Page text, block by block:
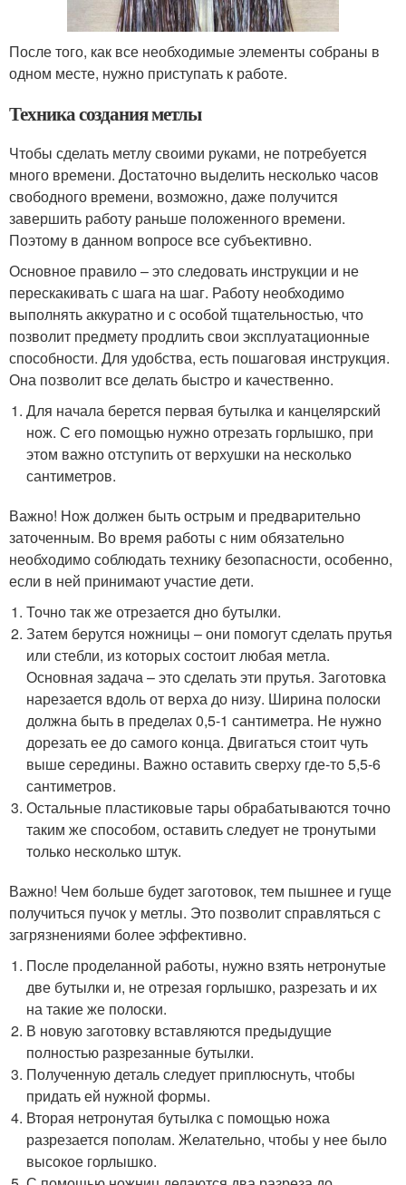
После того, как все необходимые элементы собраны в
одном месте, нужно приступать к работе.
Техника создания метлы
Чтобы сделать метлу своими руками, не потребуется
много времени. Достаточно выделить несколько часов
свободного времени, возможно, даже получится
завершить работу раньше положенного времени.
Поэтому в данном вопросе все субъективно.
Основное правило – это следовать инструкции и не
перескакивать с шага на шаг. Работу необходимо
выполнять аккуратно и с особой тщательностью, что
позволит предмету продлить свои эксплуатационные
способности. Для удобства, есть пошаговая инструкция.
Она позволит все делать быстро и качественно.
Для начала берется первая бутылка и канцелярский
нож. С его помощью нужно отрезать горлышко, при
этом важно отступить от верхушки на несколько
сантиметров.
Важно! Нож должен быть острым и предварительно
заточенным. Во время работы с ним обязательно
необходимо соблюдать технику безопасности, особенно,
если в ней принимают участие дети.
Точно так же отрезается дно бутылки.
Затем берутся ножницы – они помогут сделать прутья
или стебли, из которых состоит любая метла.
Основная задача – это сделать эти прутья. Заготовка
нарезается вдоль от верха до низу. Ширина полоски
должна быть в пределах 0,5-1 сантиметра. Не нужно
дорезать ее до самого конца. Двигаться стоит чуть
выше середины. Важно оставить сверху где-то 5,5-6
сантиметров.
Остальные пластиковые тары обрабатываются точно
таким же способом, оставить следует не тронутыми
только несколько штук.
Важно! Чем больше будет заготовок, тем пышнее и гуще
получиться пучок у метлы. Это позволит справляться с
загрязнениями более эффективно.
После проделанной работы, нужно взять нетронутые
две бутылки и, не отрезая горлышко, разрезать и их
на такие же полоски.
В новую заготовку вставляются предыдущие
полностью разрезанные бутылки.
Полученную деталь следует приплюснуть, чтобы
придать ей нужной формы.
Вторая нетронутая бутылка с помощью ножа
разрезается пополам. Желательно, чтобы у нее было
высокое горлышко.